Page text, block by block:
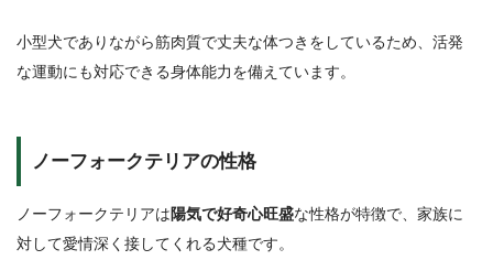
小型犬でありながら筋肉質で丈夫な体つきをしているため、活発
な運動にも対応できる身体能力を備えています。
ノーフォークテリアの性格
ノーフォークテリアは陽気で好奇心旺盛な性格が特徴で、家族に
対して愛情深く接してくれる犬種です。